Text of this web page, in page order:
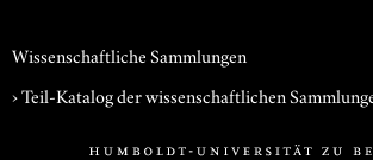
Wissenschaftliche Sammlungen
› Teil-Katalog der wissenschaftlichen